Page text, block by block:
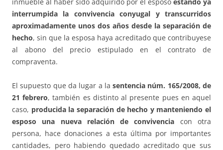
interrumpida la convivencia conyugal y transcurridos
aproximadamente unos dos años desde la separación de
hecho, sin que la esposa haya acreditado que contribuyese
al abono del precio estipulado en el contrato de
compraventa.
El supuesto que da lugar a lasentencia núm. 165/2008, de
21 febrero, también es distinto al presente pues en aquel
caso, producida la separación de hecho y manteniendo el
esposo una nueva relación de convivencia con otra
persona, hace donaciones a esta última por importantes
cantidades, pero habiendo quedado acreditado que sus